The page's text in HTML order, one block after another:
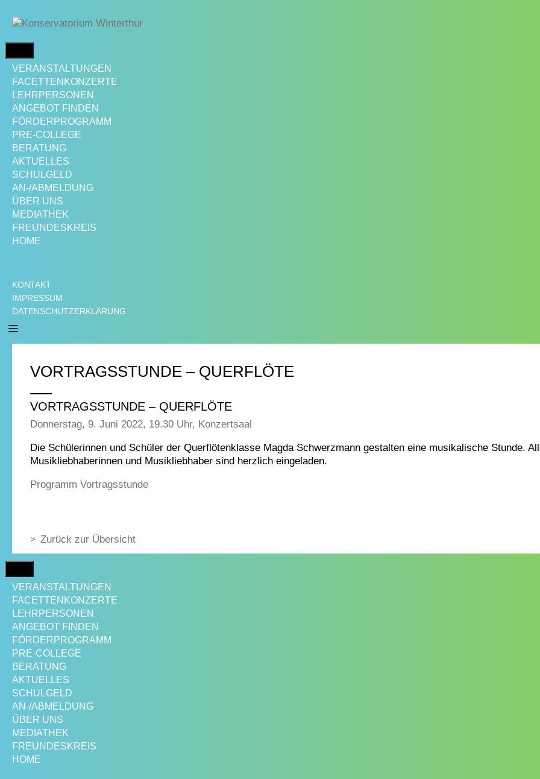
zum
VERANSTALTUNGEN
FACETTENKONZERTE
LEHRPERSONEN
ANGEBOT FINDEN
FÖRDERPROGRAMM
PRE-COLLEGE
BERATUNG
AKTUELLES
SCHULGELD
AN-/ABMELDUNG
ÜBER UNS
MEDIATHEK
FREUNDESKREIS
HOME
KONTAKT
IMPRESSUM
DATENSCHUTZERKLÄRUNG
VORTRAGSSTUNDE – QUERFLÖTE
VORTRAGSSTUNDE – QUERFLÖTE
Donnerstag, 9. Juni 2022, 19.30 Uhr, Konzertsaal
Die Schülerinnen und Schüler der Querflötenklasse Magda Schwerzmann gestalten eine musikalische Stunde.
Musikliebhaberinnen und Musikliebhaber sind herzlich eingeladen.
Programm Vortragsstunde
Zurück zur Übersicht
VERANSTALTUNGEN
FACETTENKONZERTE
LEHRPERSONEN
ANGEBOT FINDEN
FÖRDERPROGRAMM
PRE-COLLEGE
BERATUNG
AKTUELLES
SCHULGELD
AN-/ABMELDUNG
ÜBER UNS
MEDIATHEK
FREUNDESKREIS
HOME